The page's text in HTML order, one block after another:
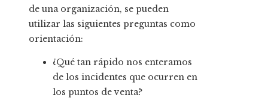
de una organización, se pueden
utilizar las siguientes preguntas como
orientación:
¿Qué tan rápido nos enteramos
de los incidentes que ocurren en
los puntos de venta?